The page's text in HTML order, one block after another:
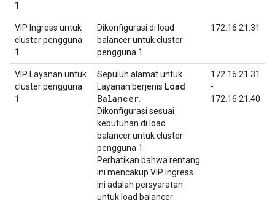
1
VIP Ingress untuk
cluster pengguna
1
Dikonfigurasi di load
balancer untuk cluster
pengguna 1
172.16.21.31
VIP Layanan untuk
cluster pengguna
1
Sepuluh alamat untuk
Layanan berjenis Load
Balancer.
Dikonfigurasi sesuai
kebutuhan di load
balancer untuk cluster
pengguna 1.
Perhatikan bahwa rentang
ini mencakup VIP ingress.
Ini adalah persyaratan
untuk load balancer
172.16.21.31
-
172.16.21.40